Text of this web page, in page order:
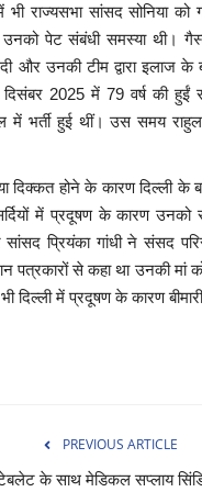
राज्यसभा सांसद सोनिया को
पेट संबंधी समस्या थी।
और उनकी टीम द्वारा इलाज
2025 में 79 वर्ष की हुईं
भर्ती हुई थीं। उस समय राहुल
दिक्कत होने के कारण दिल्ली के
में प्रदूषण के कारण उनको
प्रियंका गांधी ने संसद
पत्रकारों से कहा था उनकी मां
दिल्ली में प्रदूषण के कारण
PREVIOUS ARTICLE
के साथ मेडिकल सप्लाय